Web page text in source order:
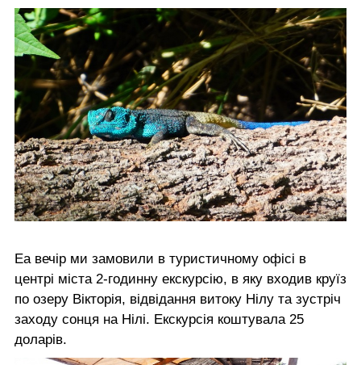
Еа вечір ми замовили в туристичному офісі в
центрі міста 2-годинну екскурсію, в яку входив круїз
по озеру Вікторія, відвідання витоку Нілу та зустріч
заходу сонця на Нілі. Екскурсія коштувала 25
доларів.